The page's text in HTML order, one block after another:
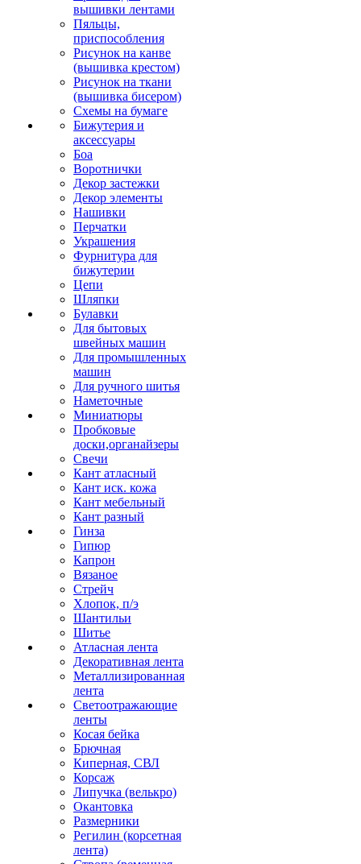
вышивки лентами
Пяльцы,
приспособления
Рисунок на канве
(вышивка крестом)
Рисунок на ткани
(вышивка бисером)
Схемы на бумаге
Бижутерия и
аксессуары
Боа
Воротнички
Декор застежки
Декор элементы
Нашивки
Перчатки
Украшения
Фурнитура для
бижутерии
Цепи
Шляпки
Булавки
Для бытовых
швейных машин
Для промышленных
машин
Для ручного шитья
Наметочные
Миниатюры
Пробковые
доски,органайзеры
Свечи
Кант атласный
Кант иск. кожа
Кант мебельный
Кант разный
Гинза
Гипюр
Капрон
Вязаное
Стрейч
Хлопок, п/э
Шантильи
Шитье
Атласная лента
Декоративная лента
Металлизированная
лента
Светоотражающие
ленты
Косая бейка
Брючная
Киперная, СВЛ
Корсаж
Липучка (велькро)
Окантовка
Размерники
Регилин (корсетная
лента)